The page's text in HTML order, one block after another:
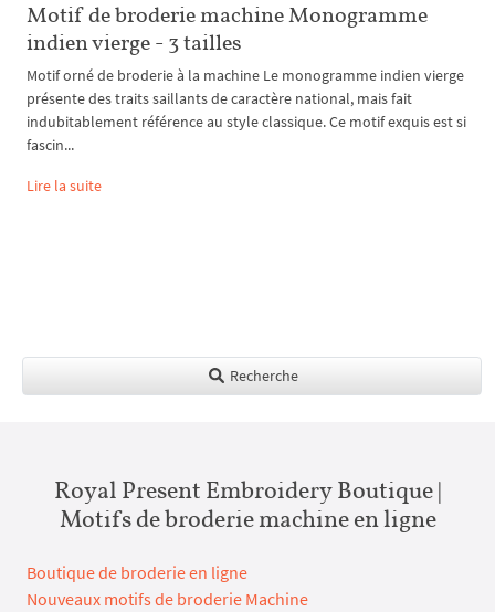
Motif de broderie machine Monogramme
indien vierge - 3 tailles
Motif orné de broderie à la machine Le monogramme indien vierge
présente des traits saillants de caractère national, mais fait
indubitablement référence au style classique. Ce motif exquis est si
fascin...
Lire la suite
Recherche
Royal Present Embroidery Boutique |
Motifs de broderie machine en ligne
Boutique de broderie en ligne
Nouveaux motifs de broderie Machine